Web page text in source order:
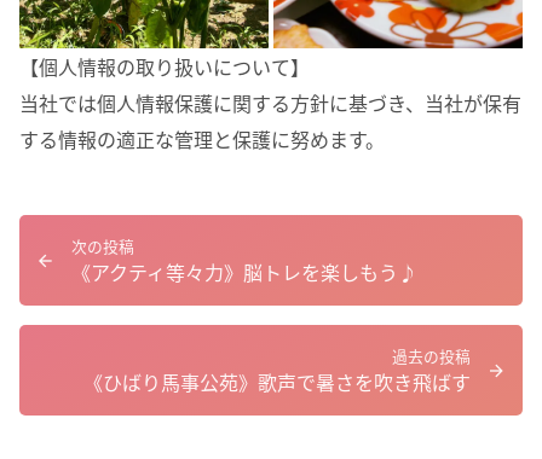
【個人情報の取り扱いについて】
当社では個人情報保護に関する方針に基づき、当社が保有
する情報の適正な管理と保護に努めます。
過去の投稿
《ひばり馬事公苑》歌声で暑さを吹き飛ばす
次の投稿
《アクティ等々力》脳トレを楽しもう♪